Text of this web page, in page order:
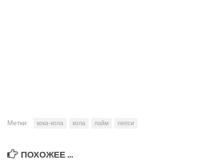
Метки: кока-кола кола лайм пепси
ПОХОЖЕЕ ...